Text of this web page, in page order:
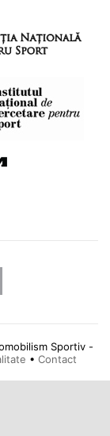
Sportiv -
• Contact